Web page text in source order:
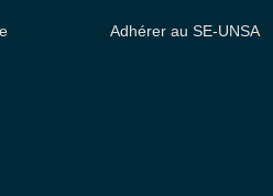
Adhérer au SE-UNSA